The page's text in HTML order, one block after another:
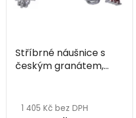
Stříbrné náušnice s
českým granátem,
1 405 Kč bez DPH